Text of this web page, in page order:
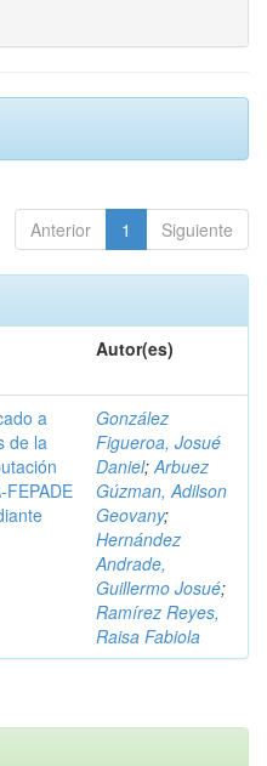
Anterior 1 Siguiente
Autor(es)
a
de la
González
Figueroa, Josué
Daniel;Arbuez
Gúzman, Adilson
Geovany;
Hernández
Andrade,
Guillermo Josué;
Ramírez Reyes,
Raisa Fabiola